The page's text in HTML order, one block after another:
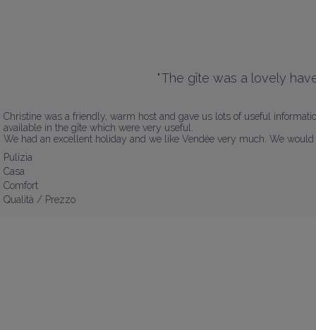
"The gîte was a lovely
Christine was a friendly, warm host and gave us lots of useful
available in the gîte which were very useful.
We had an excellent holiday and we like Vendée very much. We
Pulizia
Casa
Comfort
Qualità / Prezzo